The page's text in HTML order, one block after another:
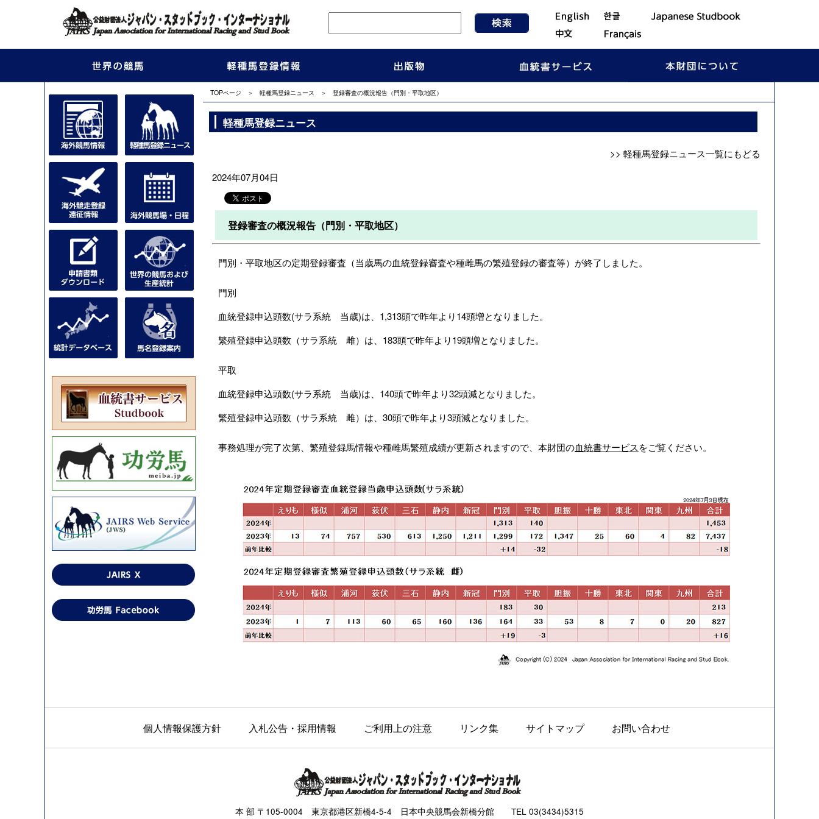
TOPページ ＞ 軽種馬登録ニュース ＞ 登録審査の概況報告（門別・平取地区）
軽種馬登録ニュース
>> 軽種馬登録ニュース一覧にもどる
2024年07月04日
登録審査の概況報告（門別・平取地区）
門別・平取地区の定期登録審査（当歳馬の血統登録審査や種雌馬の繁殖登録の審査等）が終了しました。
門別
血統登録申込頭数(サラ系統 当歳)は、1,313頭で昨年より14頭増となりました。
繁殖登録申込頭数（サラ系統 雌）は、183頭で昨年より19頭増となりました。
平取
血統登録申込頭数(サラ系統 当歳)は、140頭で昨年より32頭減となりました。
繁殖登録申込頭数（サラ系統 雌）は、30頭で昨年より3頭減となりました。
事務処理が完了次第、繁殖登録馬情報や種雌馬繁殖成績が更新されますので、本財団の血統書サービスをご覧ください。
個人情報保護方針 入札公告・採用情報 ご利用上の注意 リンク集 サイトマップ お問い合わせ
本 部 〒105-0004 東京都港区新橋4-5-4 日本中央競馬会新橋分館 TEL 03(3434)5315